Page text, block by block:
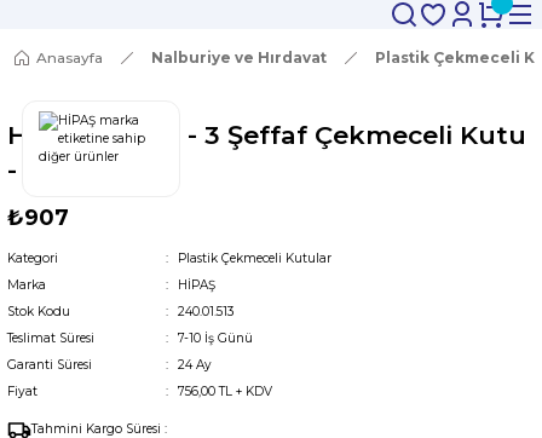
Anasayfa Nalburiye ve Hırdavat Plastik Çekmeceli
Hipaş Plastik - 3 Şeffaf Çekmeceli Kutu
- 513
₺907
Kategori
Plastik Çekmeceli Kutular
Marka
HİPAŞ
Stok Kodu
240.01.513
Teslimat Süresi
7-10 İş Günü
Garanti Süresi
24 Ay
Fiyat
756,00 TL + KDV
Tahmini Kargo Süresi :